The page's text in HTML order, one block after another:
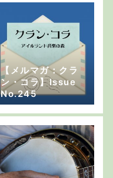
【メルマガ：クラ
ン・コラ】Issue
No.245